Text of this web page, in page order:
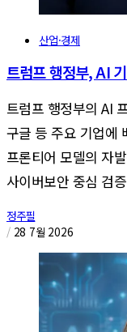
산업·경제
트럼프 행정부, AI
트럼프 행정부의 AI
구글 등 주요 기업에
프론티어 모델의 자
사이버보안 중심 검
정주필
/ 28 7월 2026